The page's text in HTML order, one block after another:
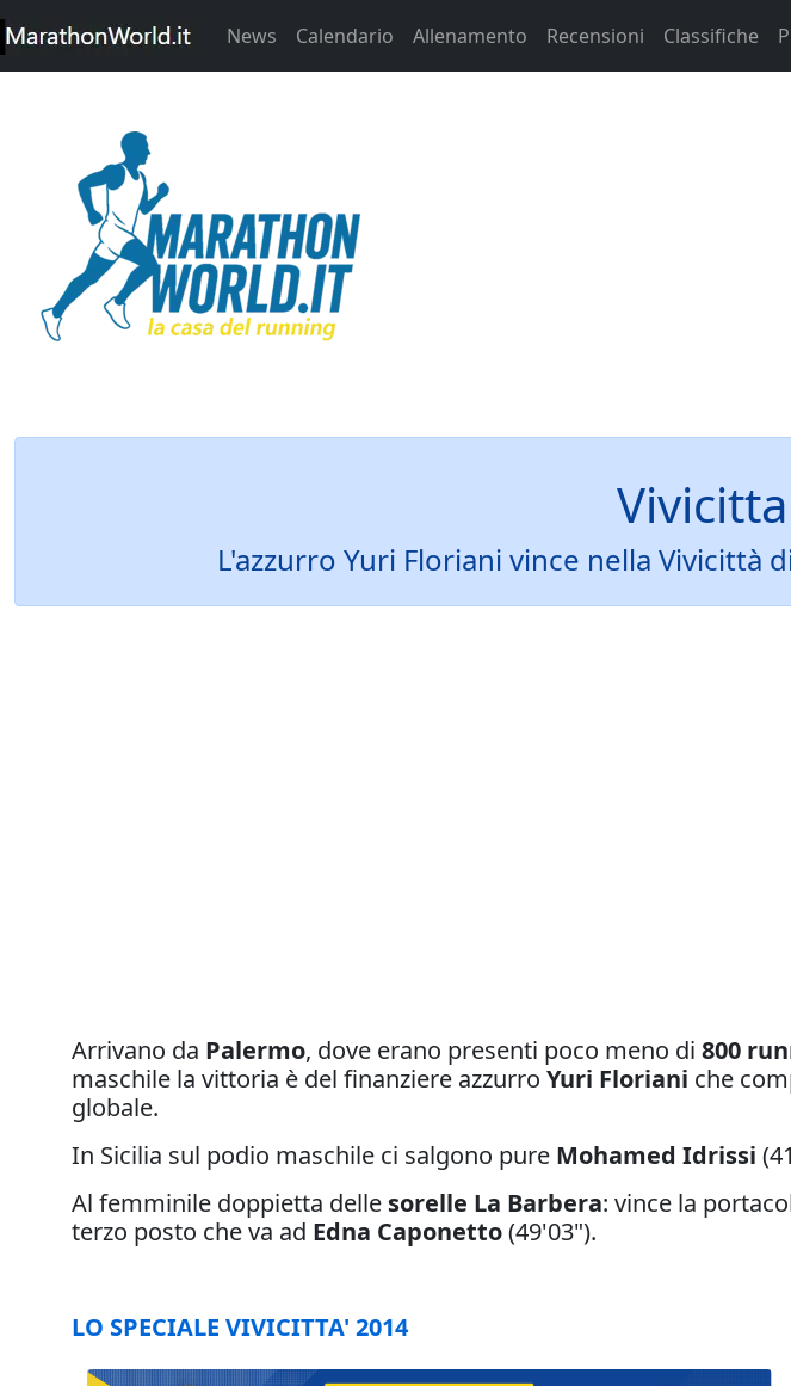
News Calendario Allenamento Recensioni Classifiche
L'azzurro Yuri Floriani vince nella
Arrivano da Palermo, dove erano presenti poco meno di 800
maschile la vittoria è del finanziere azzurro Yuri Floriani che
globale.
In Sicilia sul podio maschile ci salgono pure Mohamed Idrissi
Al femminile doppietta delle sorelle La Barbera: vince la
terzo posto che va ad Edna Caponetto(49'03").
LO SPECIALE VIVICITTA' 2014